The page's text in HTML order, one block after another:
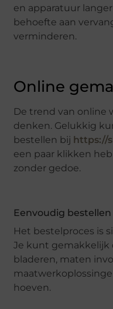
en apparatuur
behoefte aan
verminderen.
Online
De trend van online
denken. Gelukkig
bestellen bij https://
een paar klikken
zonder gedoe.
Eenvoudig bestellen
Het bestelproces is
Je kunt gemakkelijk
bladeren, maten
hoeven.